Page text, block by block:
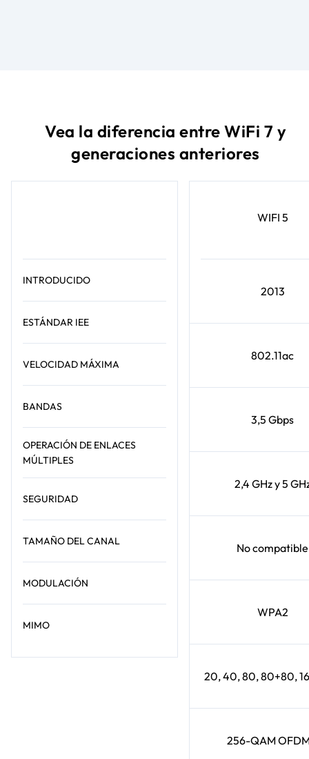
Vea la diferencia entre WiFi 7 y
generaciones anteriores
INTRODUCIDO
ESTÁNDAR IEE
VELOCIDAD MÁXIMA
BANDAS
OPERACIÓN DE ENLACES
MÚLTIPLES
SEGURIDAD
TAMAÑO DEL CANAL
MODULACIÓN
MIMO
WIFI 5
2013
802.11ac
3,5 Gbps
2,4 GHz y 5
No compatible
WPA2
20, 40, 80, 80+80,
256-QAM